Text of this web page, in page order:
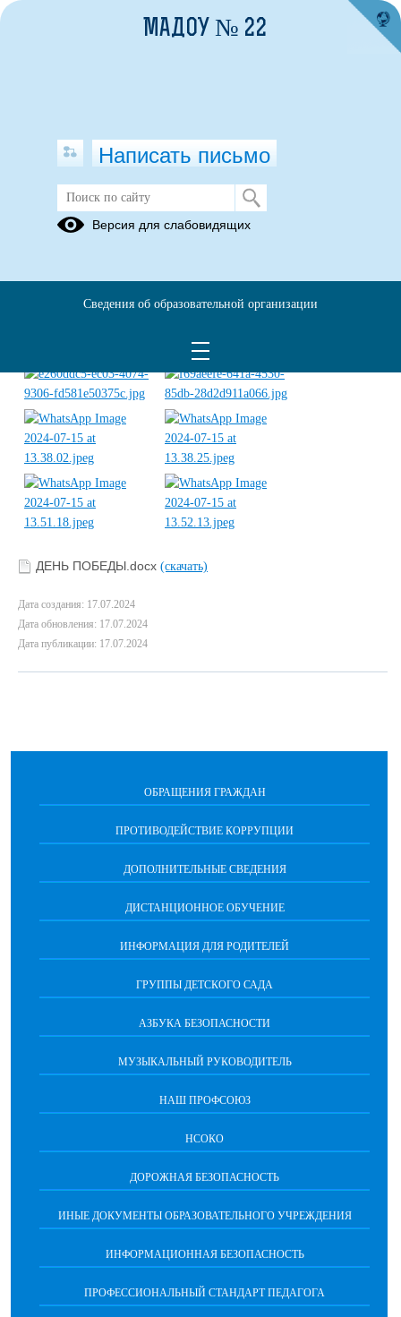
ДЕНЬ ПОБЕДЫ
ДЕНЬ ПОБЕДЫ.docx (скачать)
Дата создания: 17.07.2024
Дата обновления: 17.07.2024
Дата публикации: 17.07.2024
ОБРАЩЕНИЯ ГРАЖДАН
ПРОТИВОДЕЙСТВИЕ КОРРУПЦИИ
ДОПОЛНИТЕЛЬНЫЕ СВЕДЕНИЯ
ДИСТАНЦИОННОЕ ОБУЧЕНИЕ
ИНФОРМАЦИЯ ДЛЯ РОДИТЕЛЕЙ
ГРУППЫ ДЕТСКОГО САДА
АЗБУКА БЕЗОПАСНОСТИ
МУЗЫКАЛЬНЫЙ РУКОВОДИТЕЛЬ
НАШ ПРОФСОЮЗ
НСОКО
ДОРОЖНАЯ БЕЗОПАСНОСТЬ
ИНЫЕ ДОКУМЕНТЫ ОБРАЗОВАТЕЛЬНОГО УЧРЕЖДЕНИЯ
ИНФОРМАЦИОННАЯ БЕЗОПАСНОСТЬ
ПРОФЕССИОНАЛЬНЫЙ СТАНДАРТ ПЕДАГОГА
МАДОУ № 22
Написать письмо
Версия для слабовидящих
Сведения об образовательной организации